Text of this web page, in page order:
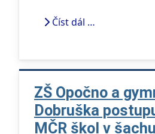
Číst dál …
ZŠ Opočno a
Dobruška
MČR škol v